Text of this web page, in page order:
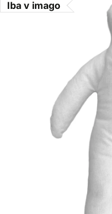
Iba v imago